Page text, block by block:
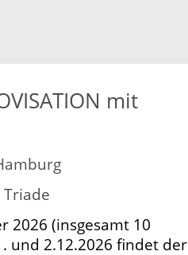
mit
2026 (insgesamt 10
und 2.12.2026 findet der